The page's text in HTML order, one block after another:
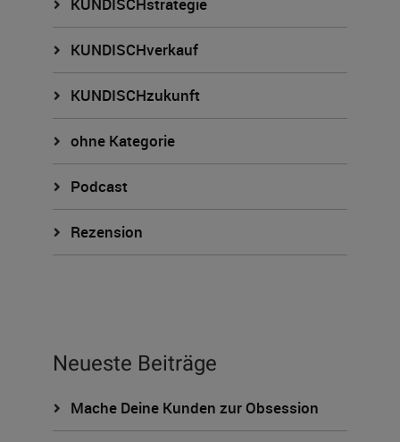
KUNDISCHverkauf
KUNDISCHzukunft
ohne Kategorie
Podcast
Rezension
Neueste Beiträge
Mache Deine Kunden zur Obsession